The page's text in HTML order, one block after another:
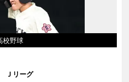
校野球
Ｊリーグ